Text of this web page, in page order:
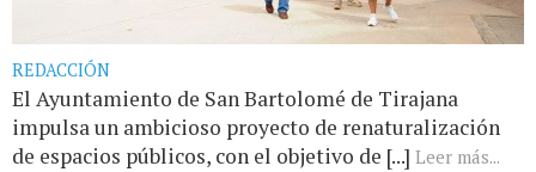
REDACCIÓN
El Ayuntamiento de San Bartolomé de Tirajana
impulsa un ambicioso proyecto de renaturalización
de espacios públicos, con el objetivo de [...] Leer más...